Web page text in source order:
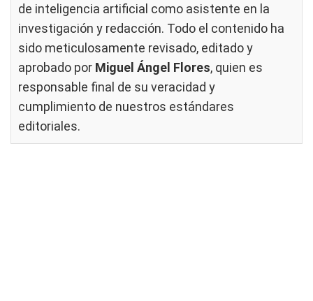
de inteligencia artificial como asistente en la
investigación y redacción. Todo el contenido ha
sido meticulosamente revisado, editado y
aprobado por Miguel Ángel Flores, quien es
responsable final de su veracidad y
cumplimiento de nuestros estándares
editoriales.